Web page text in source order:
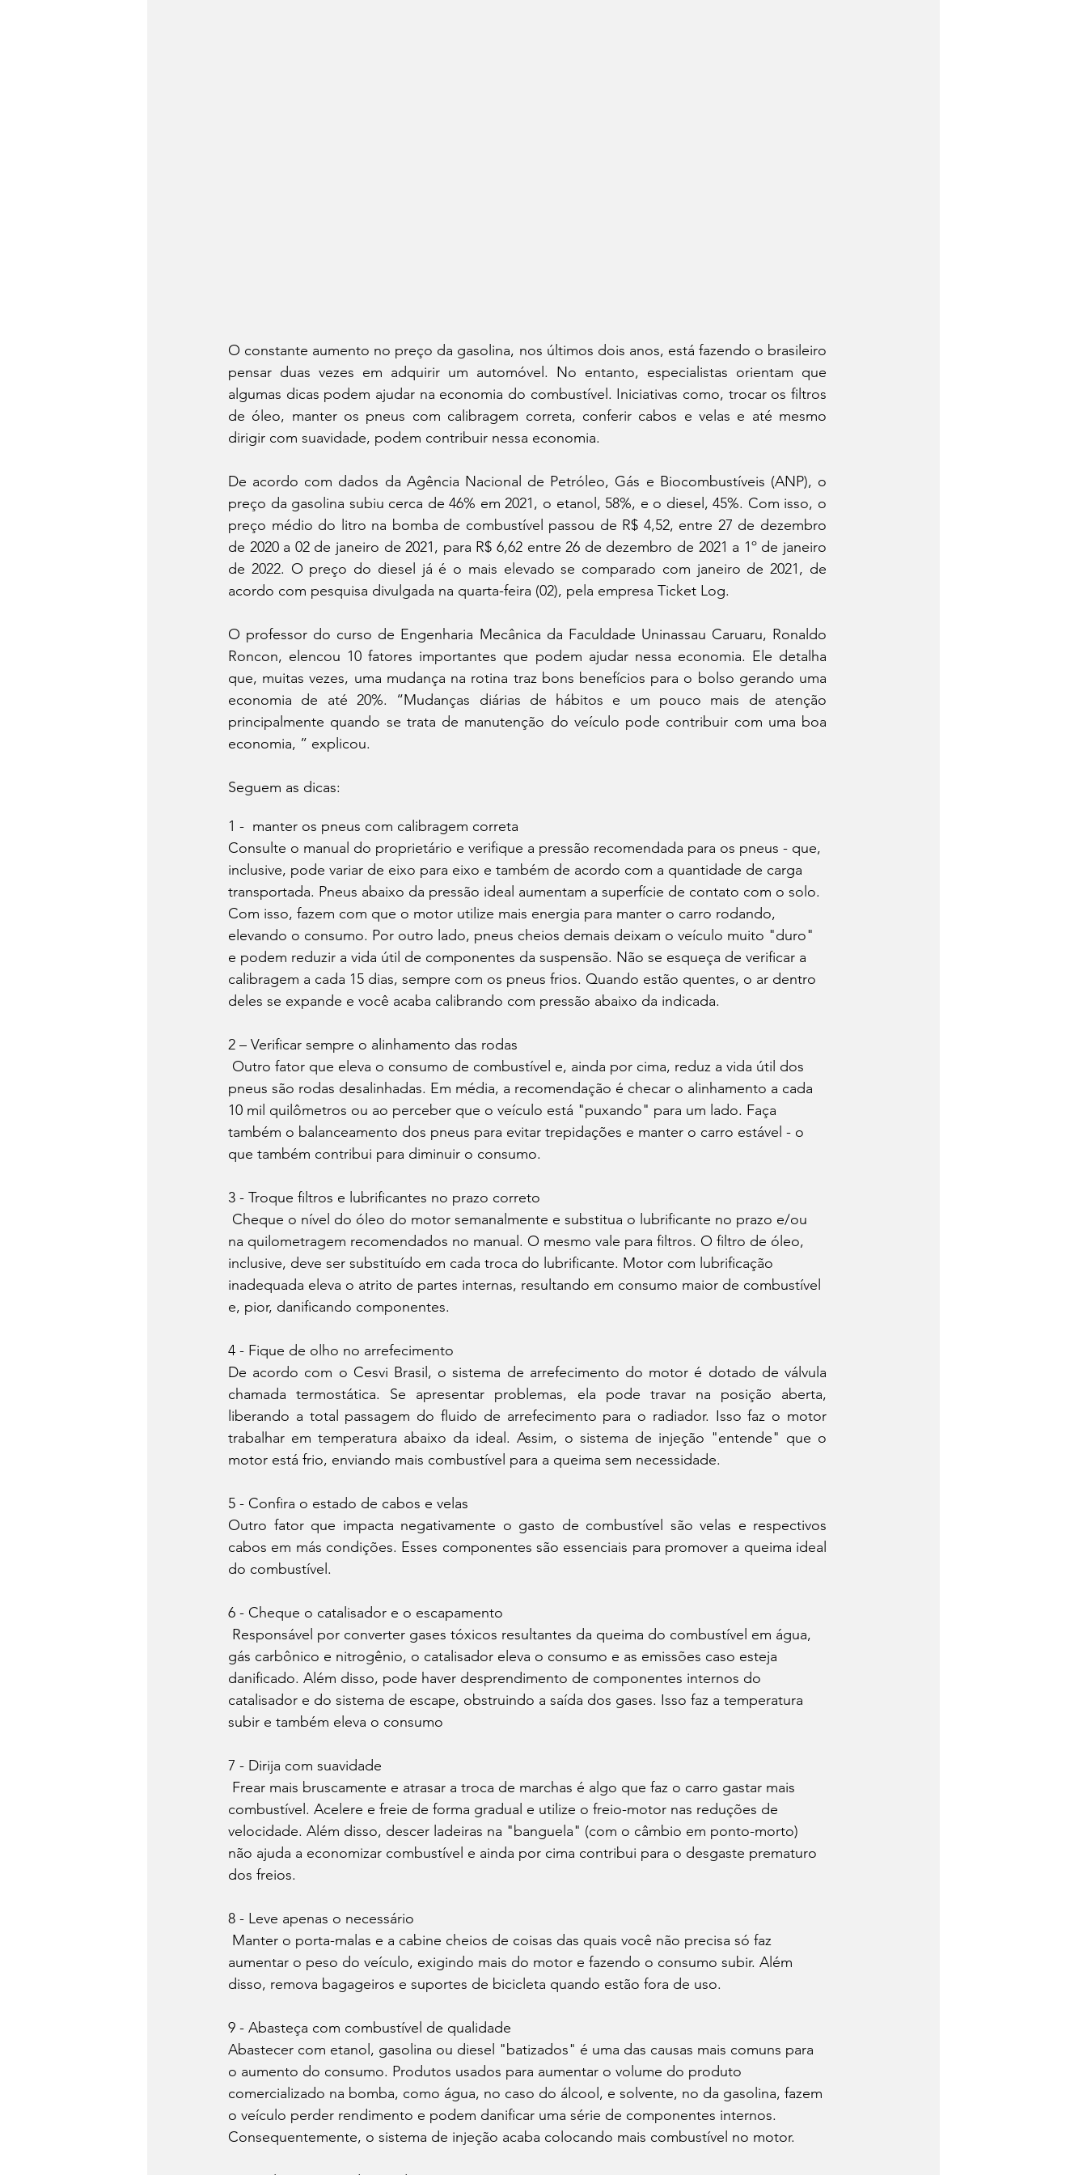
O constante aumento no preço da gasolina, nos últimos dois anos, está fazendo o brasileiro
pensar duas vezes em adquirir um automóvel. No entanto, especialistas orientam que
algumas dicas podem ajudar na economia do combustível. Iniciativas como, trocar os filtros
de óleo, manter os pneus com calibragem correta, conferir cabos e velas e até mesmo
dirigir com suavidade, podem contribuir nessa economia.
De acordo com dados da Agência Nacional de Petróleo, Gás e Biocombustíveis (ANP), o
preço da gasolina subiu cerca de 46% em 2021, o etanol, 58%, e o diesel, 45%. Com isso, o
preço médio do litro na bomba de combustível passou de R$ 4,52, entre 27 de dezembro
de 2020 a 02 de janeiro de 2021, para R$ 6,62 entre 26 de dezembro de 2021 a 1º de janeiro
de 2022. O preço do diesel já é o mais elevado se comparado com janeiro de 2021, de
acordo com pesquisa divulgada na quarta-feira (02), pela empresa Ticket Log.
O professor do curso de Engenharia Mecânica da Faculdade Uninassau Caruaru, Ronaldo
Roncon, elencou 10 fatores importantes que podem ajudar nessa economia. Ele detalha
que, muitas vezes, uma mudança na rotina traz bons benefícios para o bolso gerando uma
economia de até 20%. “Mudanças diárias de hábitos e um pouco mais de atenção
principalmente quando se trata de manutenção do veículo pode contribuir com uma boa
economia, ” explicou.
Seguem as dicas:
1 -  manter os pneus com calibragem correta
Consulte o manual do proprietário e verifique a pressão recomendada para os pneus - que,
inclusive, pode variar de eixo para eixo e também de acordo com a quantidade de carga
transportada. Pneus abaixo da pressão ideal aumentam a superfície de contato com o solo.
Com isso, fazem com que o motor utilize mais energia para manter o carro rodando,
elevando o consumo. Por outro lado, pneus cheios demais deixam o veículo muito "duro"
e podem reduzir a vida útil de componentes da suspensão. Não se esqueça de verificar a
calibragem a cada 15 dias, sempre com os pneus frios. Quando estão quentes, o ar dentro
deles se expande e você acaba calibrando com pressão abaixo da indicada.
2 – Verificar sempre o alinhamento das rodas
pneus são rodas desalinhadas. Em média, a recomendação é checar o alinhamento a cada
10 mil quilômetros ou ao perceber que o veículo está "puxando" para um lado. Faça
também o balanceamento dos pneus para evitar trepidações e manter o carro estável - o
que também contribui para diminuir o consumo.
3 - Troque filtros e lubrificantes no prazo correto
na quilometragem recomendados no manual. O mesmo vale para filtros. O filtro de óleo,
inclusive, deve ser substituído em cada troca do lubrificante. Motor com lubrificação
inadequada eleva o atrito de partes internas, resultando em consumo maior de combustível
e, pior, danificando componentes.
4 - Fique de olho no arrefecimento
De acordo com o Cesvi Brasil, o sistema de arrefecimento do motor é dotado de válvula
chamada termostática. Se apresentar problemas, ela pode travar na posição aberta,
liberando a total passagem do fluido de arrefecimento para o radiador. Isso faz o motor
trabalhar em temperatura abaixo da ideal. Assim, o sistema de injeção "entende" que o
motor está frio, enviando mais combustível para a queima sem necessidade.
5 - Confira o estado de cabos e velas
Outro fator que impacta negativamente o gasto de combustível são velas e respectivos
cabos em más condições. Esses componentes são essenciais para promover a queima ideal
do combustível.
6 - Cheque o catalisador e o escapamento
gás carbônico e nitrogênio, o catalisador eleva o consumo e as emissões caso esteja
danificado. Além disso, pode haver desprendimento de componentes internos do
catalisador e do sistema de escape, obstruindo a saída dos gases. Isso faz a temperatura
subir e também eleva o consumo
7 - Dirija com suavidade
combustível. Acelere e freie de forma gradual e utilize o freio-motor nas reduções de
velocidade. Além disso, descer ladeiras na "banguela" (com o câmbio em ponto-morto)
não ajuda a economizar combustível e ainda por cima contribui para o desgaste prematuro
dos freios.
8 - Leve apenas o necessário
aumentar o peso do veículo, exigindo mais do motor e fazendo o consumo subir. Além
disso, remova bagageiros e suportes de bicicleta quando estão fora de uso.
9 - Abasteça com combustível de qualidade
Abastecer com etanol, gasolina ou diesel "batizados" é uma das causas mais comuns para
o aumento do consumo. Produtos usados para aumentar o volume do produto
comercializado na bomba, como água, no caso do álcool, e solvente, no da gasolina, fazem
o veículo perder rendimento e podem danificar uma série de componentes internos.
Consequentemente, o sistema de injeção acaba colocando mais combustível no motor.